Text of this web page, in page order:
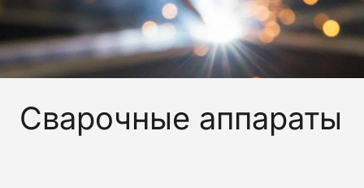
Сварочные аппараты